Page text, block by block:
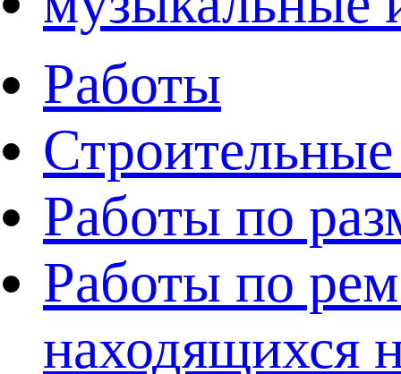
Работы
Работы по
Работы по
находящихся